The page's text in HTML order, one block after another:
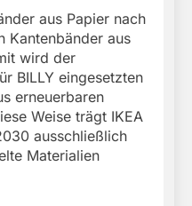
aus Papier nach
Kantenbänder aus
wird der
BILLY eingesetzten
erneuerbaren
Weise trägt IKEA
ausschließlich
Materialien